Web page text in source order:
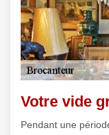
Votre vide
Pendant une